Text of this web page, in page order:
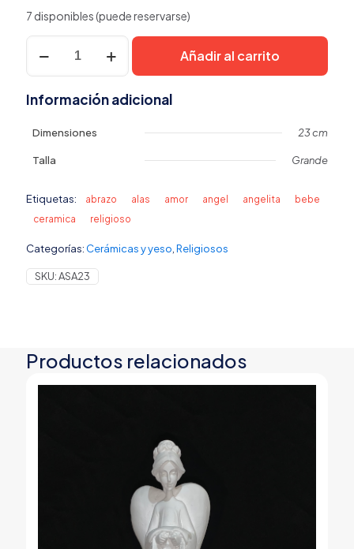
7 disponibles (puede reservarse)
Angelita
Sin
Alas
Añadir al carrito
Información adicional
Dimensiones 23 cm
Talla Grande
Etiquetas: abrazo alas amor angel angelita
bebe
ceramica
religioso
Categorías: Cerámicas y yeso Religiosos
SKU:ASA23
Productos relacionados